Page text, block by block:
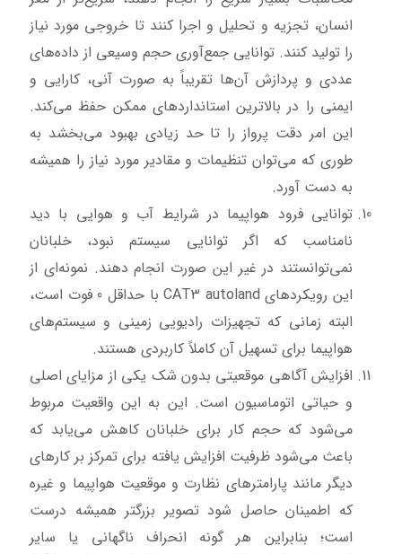
انسان، تجزیه و تحلیل و اجرا کنند تا خروجی مورد نیاز
را تولید کنند. توانایی جمع‌آوری حجم وسیعی از داده‌های
عددی و پردازش آن‌ها تقریباً به صورت آنی، کارایی و
ایمنی را در بالاترین استانداردهای ممکن حفظ می‌کند.
این امر دقت پرواز را تا حد زیادی بهبود می‌بخشد به
طوری که می‌توان تنظیمات و مقادیر مورد نیاز را همیشه
به دست آورد.
توانایی فرود هواپیما در شرایط آب و هوایی با دید
نامناسب که اگر توانایی سیستم نبود، خلبانان
نمی‌توانستند در غیر این صورت انجام دهند. نمونه‌ای از
این رویکردهای CAT3 autoland با حداقل 0 فوت است،
البته زمانی که تجهیزات رادیویی زمینی و سیستم‌های
هواپیما برای تسهیل آن کاملاً کاربردی هستند.
افزایش آگاهی موقعیتی بدون شک یکی از مزایای اصلی
و حیاتی اتوماسیون است. این به این واقعیت مربوط
می‌شود که حجم کار برای خلبانان کاهش می‌یابد که
باعث می‌شود ظرفیت افزایش یافته برای تمرکز بر کارهای
دیگر مانند پارامترهای نظارت و موقعیت هواپیما و غیره
که اطمینان حاصل شود تصویر بزرگتر همیشه درست
است؛ بنابراین هر گونه انحراف ناگهانی یا سایر